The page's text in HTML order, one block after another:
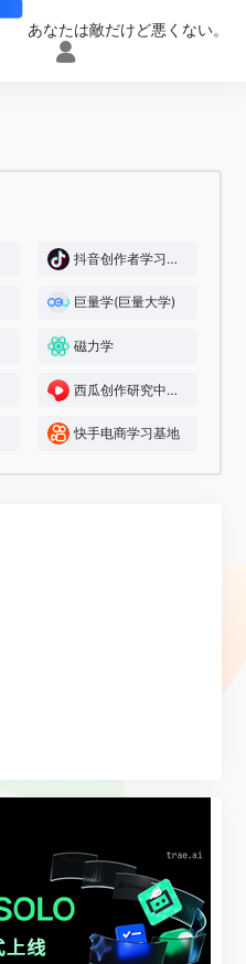
あなたは敵だけど悪くない。
抖音创作者学习中心
巨量学(巨量大学)
磁力学
西瓜创作研究中心(西瓜大学)
快手电商学习基地